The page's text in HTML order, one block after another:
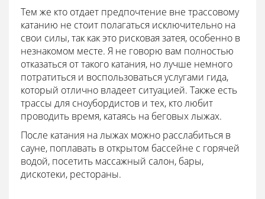
Тем же кто отдает предпочтение вне трассовому
катанию не стоит полагаться исключительно на
свои силы, так как это рисковая затея, особенно в
незнакомом месте. Я не говорю вам полностью
отказаться от такого катания, но лучше немного
потратиться и воспользоваться услугами гида,
который отлично владеет ситуацией. Также есть
трассы для сноубордистов и тех, кто любит
проводить время, катаясь на беговых лыжах.
После катания на лыжах можно расслабиться в
сауне, поплавать в открытом бассейне с горячей
водой, посетить массажный салон, бары,
дискотеки, рестораны.